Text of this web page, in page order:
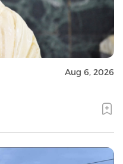
Aug 6, 2026